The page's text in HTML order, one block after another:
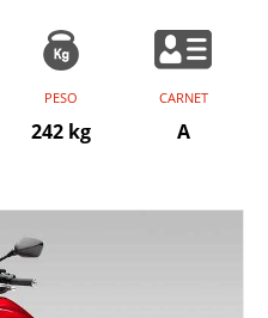
PESO
242 kg
CARNET
A